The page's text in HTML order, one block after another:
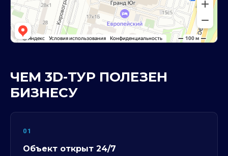
ЧЕМ 3D-ТУР ПОЛЕЗЕН
БИЗНЕСУ
01
Объект открыт 24/7